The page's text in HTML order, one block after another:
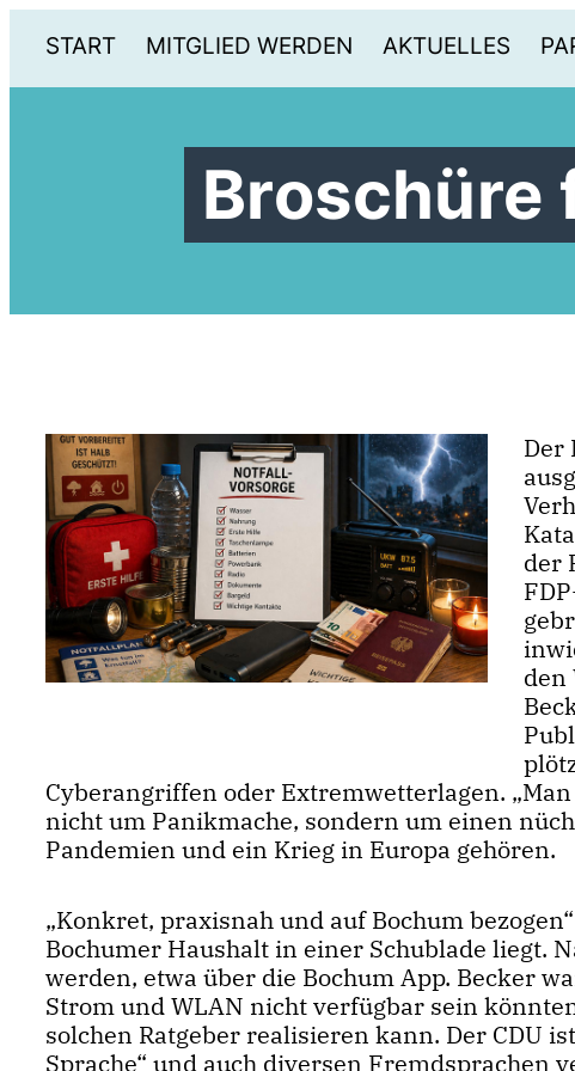
START MITGLIED WERDEN AKTUELLES
Broschüre
Der
der
den
Cyberangriffen oder Extremwetterlagen.
nicht um Panikmache, sondern um einen
Pandemien und ein Krieg in Europa gehören.
Konkret, praxisnah und auf Bochum
Bochumer Haushalt in einer Schublade liegt.
werden, etwa über die Bochum App. Becker
Strom und WLAN nicht verfügbar sein
solchen Ratgeber realisieren kann. Der CDU
Sprache“ und auch diversen Fremdsprachen